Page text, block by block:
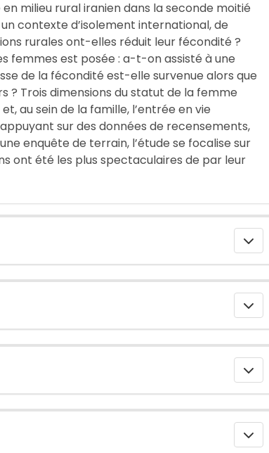
milieu rural iranien dans la seconde moitié
contexte d’isolement international, de
rurales ont-elles réduit leur fécondité ?
femmes est posée : a-t-on assisté à une
de la fécondité est-elle survenue alors que
? Trois dimensions du statut de la femme
au sein de la famille, l’entrée en vie
sur des données de recensements,
enquête de terrain, l’étude se focalise sur
ont été les plus spectaculaires de par leur